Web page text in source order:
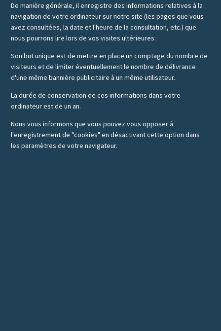
De manière générale, il enregistre des informations relatives à la
navigation de votre ordinateur sur notre site (les pages que vous
avez consultées, la date et l'heure de la consultation, etc.) que
nous pourrons lire lors de vos visites ultérieures.
Son but unique est de mettre en place un comptage du nombre de
visiteurs et de limiter éventuellement le nombre de délivrance
d'une même bannière publicitaire à un même utilisateur.
La durée de conservation de ces informations dans votre
ordinateur est de un an.
Nous vous informons que vous pouvez vous opposer à
l'enregistrement de "cookies" en désactivant cette option dans
les paramètres de votre navigateur.